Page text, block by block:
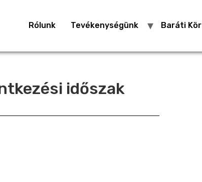
Rólunk Tevékenységünk Baráti Kör
időszak